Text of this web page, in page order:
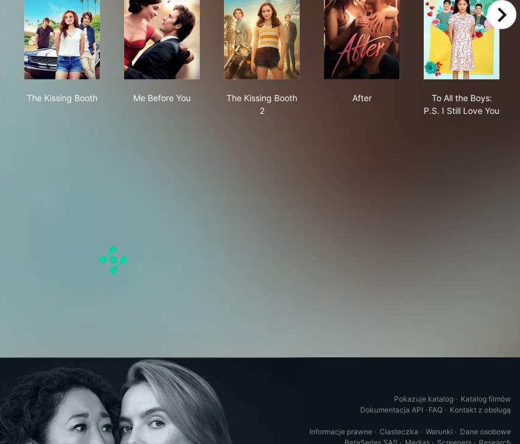
The Kissing Booth
Me Before You
The Kissing Booth
2
After
To All the Boys:
P.S. I Still Love You
right
Pokazuje katalog · Katalog filmów
Dokumentacja API · FAQ · Kontakt z obsługą
Informacje prawne · Ciasteczka · Warunki · Dane osobowe